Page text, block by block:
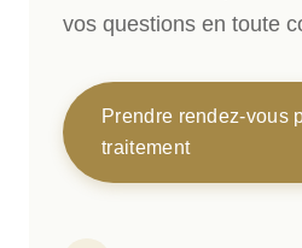
vos questions en toute
Prendre rendez-vous
traitement